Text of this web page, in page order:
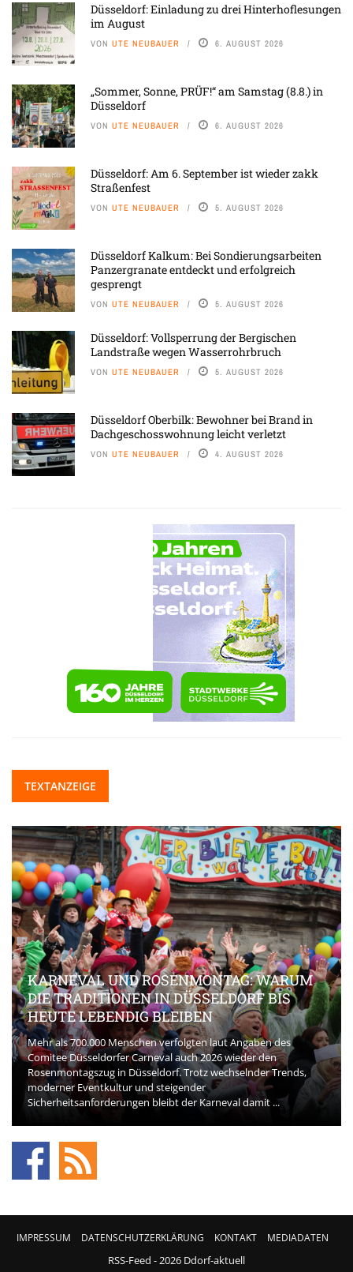
Düsseldorf: Einladung zu drei Hinterhoflesungen
im August
VON UTE NEUBAUER 6. AUGUST 2026
„Sommer, Sonne, PRÜF!“ am Samstag (8.8.) in
Düsseldorf
VON UTE NEUBAUER 6. AUGUST 2026
Düsseldorf: Am 6. September ist wieder zakk
Straßenfest
VON UTE NEUBAUER 5. AUGUST 2026
Düsseldorf Kalkum: Bei Sondierungsarbeiten
Panzergranate entdeckt und erfolgreich
gesprengt
VON UTE NEUBAUER 5. AUGUST 2026
Düsseldorf: Vollsperrung der Bergischen
Landstraße wegen Wasserrohrbruch
VON UTE NEUBAUER 5. AUGUST 2026
Düsseldorf Oberbilk: Bewohner bei Brand in
Dachgeschosswohnung leicht verletzt
VON UTE NEUBAUER 4. AUGUST 2026
TEXTANZEIGE
KARNEVAL UND ROSENMONTAG: WARUM
DIE TRADITIONEN IN DÜSSELDORF BIS
HEUTE LEBENDIG BLEIBEN
Mehr als 700.000 Menschen verfolgten laut Angaben des
Comitee Düsseldorfer Carneval auch 2026 wieder den
Rosenmontagszug in Düsseldorf. Trotz wechselnder Trends,
moderner Eventkultur und steigender
Sicherheitsanforderungen bleibt der Karneval damit ...
IMPRESSUM DATENSCHUTZERKLÄRUNG KONTAKT MEDIADATEN
RSS-Feed - 2026 Ddorf-aktuell